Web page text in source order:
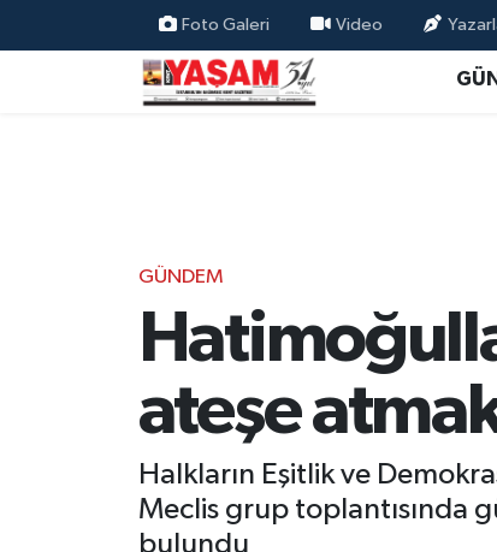
Foto Galeri Video
GÜNDEM
ateşe
Halkların Eşitlik ve
Meclis grup toplantısında
bulundu